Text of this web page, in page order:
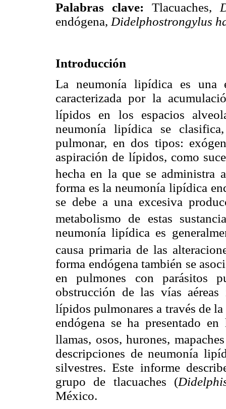
Palabras clave: Tlacuaches,
endógena, Didelphostrongylus
Introducción
La neumonía lipídica es una
caracterizada por la
lípidos en los espacios
neumonía lipídica se
pulmonar, en dos tipos:
aspiración de lípidos, como
hecha en la que se administra
forma es la neumonía lipídica
se debe a una excesiva
metabolismo de estas
neumonía lipídica es
causa primaria de las
forma endógena también se
en pulmones con parásitos
obstrucción de las vías
lípidos pulmonares a través de
endógena se ha presentado
llamas, osos, hurones,
descripciones de neumonía
silvestres. Este informe
grupo de tlacuaches (
México.